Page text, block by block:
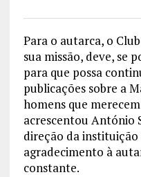
Para o autarca, o
sua missão, deve, se
para que possa
publicações sobre a
homens que
acrescentou António
direção da
agradecimento à
constante.